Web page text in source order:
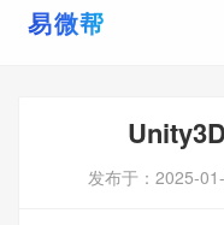
发布于： 2025-